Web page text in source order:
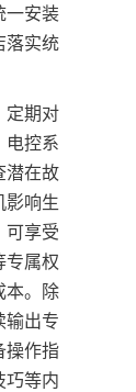
一安装
落实统
定期对
电控系
潜在故
影响生
可享受
专属权
本。除
输出专
操作指
巧等内